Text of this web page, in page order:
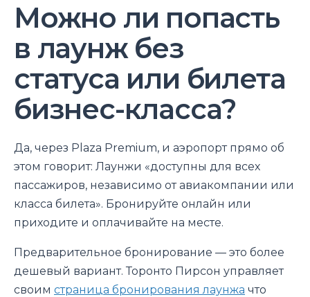
Можно ли попасть
в лаунж без
статуса или билета
бизнес-класса?
Да, через Plaza Premium, и аэропорт прямо об
этом говорит: Лаунжи «доступны для всех
пассажиров, независимо от авиакомпании или
класса билета». Бронируйте онлайн или
приходите и оплачивайте на месте.
Предварительное бронирование — это более
дешевый вариант. Торонто Пирсон управляет
своим страница бронирования лаунжа что